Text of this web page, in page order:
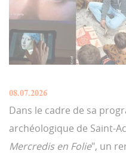
08.07.2026
Dans le cadre de sa
archéologique de Saint-
Mercredis en Folie", un